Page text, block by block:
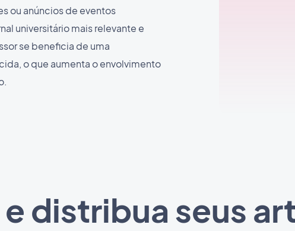
ou anúncios de eventos
universitário mais relevante e
se beneficia de uma
o que aumenta o envolvimento
e distribua seus